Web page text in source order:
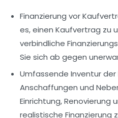
Finanzierung vor
es, einen Kaufvertrag zu
verbindliche
Sie sich ab gegen
Umfassende Inventur der
Anschaffungen und
Einrichtung, Renovierung
realistische Finanzierung